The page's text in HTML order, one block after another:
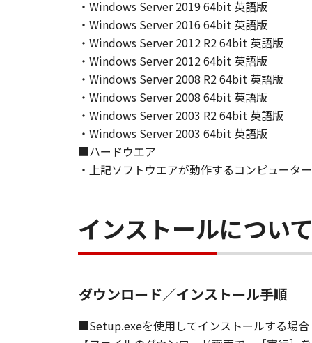
ARISING FROM OR RELATED TO
8. TERM
This Agreement is effective upon
installing the SOFTWARE and
including any and all copies thereof.
This Agreement shall also
to Canon enforcing its respective
Notwithstanding the foregoing,
9. U.S. GOVERNMENT RESTRICTED
A "US Government End User"
End User, the following shall
1995), all U.S. Government End
Canon Inc./30-2, Shimomaruko 3-
10. SEVERABILITY
section shall be null and void with
11. ACKNOWLEDGEMENT
・Windows Server 2019 64bit 英語版
・Windows Server 2016 64bit 英語版
・Windows Server 2012 R2 64bit 英語版
・Windows Server 2012 64bit 英語版
・Windows Server 2008 R2 64bit 英語版
・Windows Server 2008 64bit 英語版
・Windows Server 2003 R2 64bit 英語版
・Windows Server 2003 64bit 英語版
■ハードウエア
・上記ソフトウエアが動作するコンピューター
インストールについて
ダウンロード／インストール手順
■Setup.exeを使用してインストールする場合